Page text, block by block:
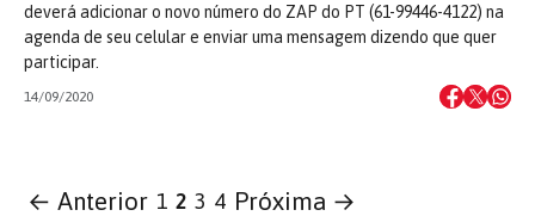
deverá adicionar o novo número do ZAP do PT (61-99446-4122) na
agenda de seu celular e enviar uma mensagem dizendo que quer
participar.
14/09/2020
← Anterior 1 2 3 4 Próxima →